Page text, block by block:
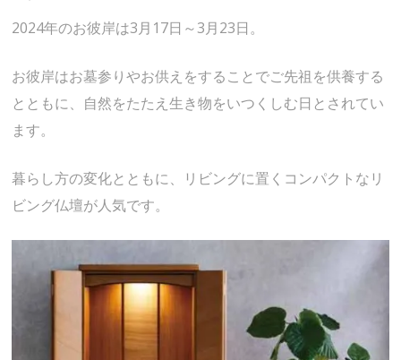
2024年のお彼岸は3月17日～3月23日。
お彼岸はお墓参りやお供えをすることでご先祖を供養する
とともに、自然をたたえ生き物をいつくしむ日とされてい
ます。
暮らし方の変化とともに、リビングに置くコンパクトなリ
ビング仏壇が人気です。